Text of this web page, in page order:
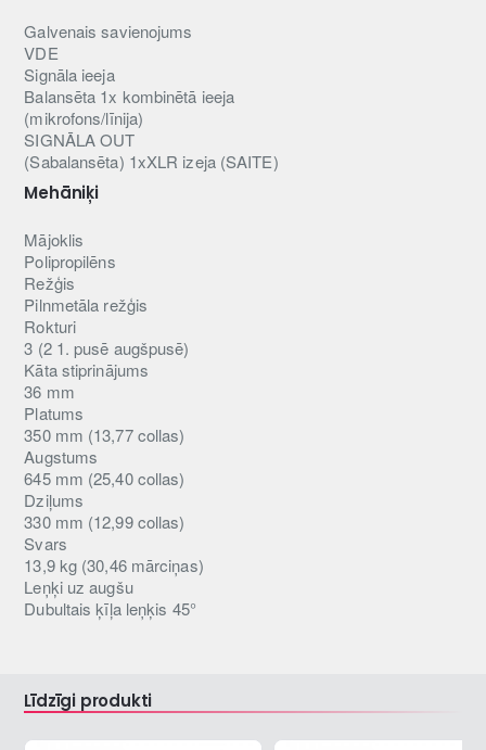
Galvenais savienojums
VDE
Signāla ieeja
Balansēta 1x kombinētā ieeja
(mikrofons/līnija)
SIGNĀLA OUT
(Sabalansēta) 1xXLR izeja (SAITE)
Mehāniķi
Mājoklis
Polipropilēns
Režģis
Pilnmetāla režģis
Rokturi
3 (2 1. pusē augšpusē)
Kāta stiprinājums
36 mm
Platums
350 mm (13,77 collas)
Augstums
645 mm (25,40 collas)
Dziļums
330 mm (12,99 collas)
Svars
13,9 kg (30,46 mārciņas)
Leņķi uz augšu
Dubultais ķīļa leņķis 45°
Līdzīgi produkti